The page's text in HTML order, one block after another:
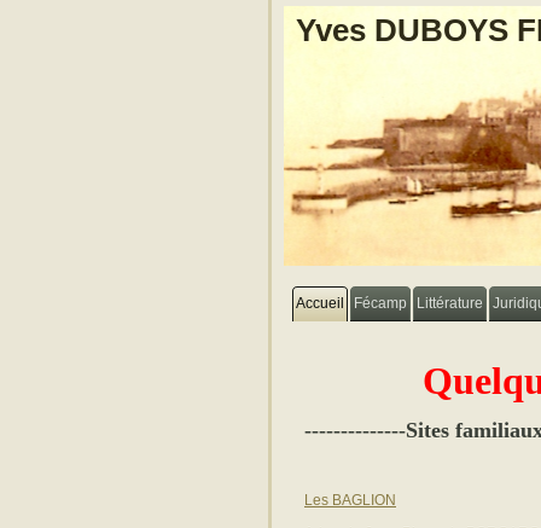
Yves DUBOYS
Accueil Fécamp Littérature
--------------Sites
Les BAGLION